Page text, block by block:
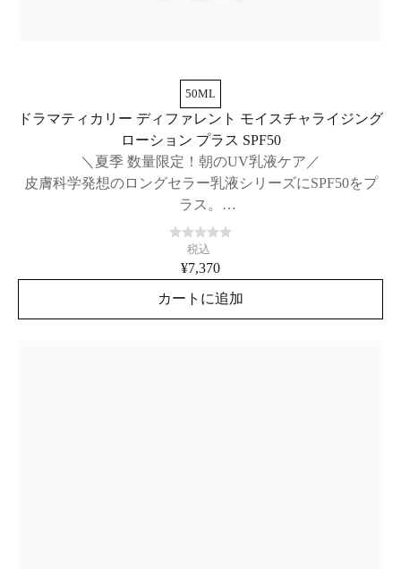
50ML
ドラマティカリー ディファレント モイスチャライジング
ローション プラス SPF50
＼夏季 数量限定！朝のUV乳液ケア／
皮膚科学発想のロングセラー乳液シリーズにSPF50をプ
ラス。
紫外線と乾燥から肌を守る、日中用乳液。
税込
¥7,370
カートに追加